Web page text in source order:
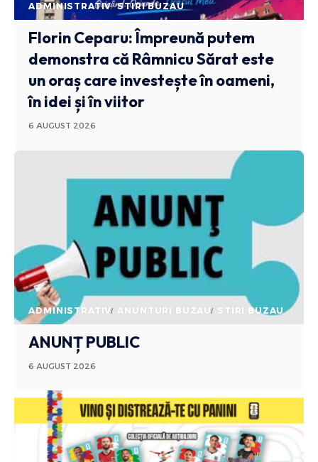
ADMINISTRATIV STIRI BUZAU
Florin Ceparu: Împreună putem
demonstra că Râmnicu Sărat este
un oraș care investește în oameni,
în idei și în viitor
6 AUGUST 2026
ADMINISTRATIV ANUNTURI BUZAU STIRI BUZAU
ANUNȚ PUBLIC
6 AUGUST 2026